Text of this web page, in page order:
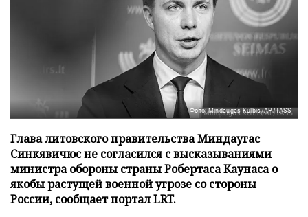
Фото: Mindaugas Kulbis/AP/TASS
Глава литовского правительства Миндаугас
Синкявичюс не согласился с высказываниями
министра обороны страны Робертаса Каунаса о
якобы растущей военной угрозе со стороны
России, сообщает портал LRT.